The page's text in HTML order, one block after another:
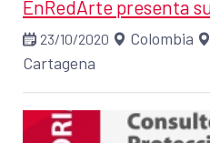
EnRedArte presenta
23/10/2020 Colombia
Cartagena